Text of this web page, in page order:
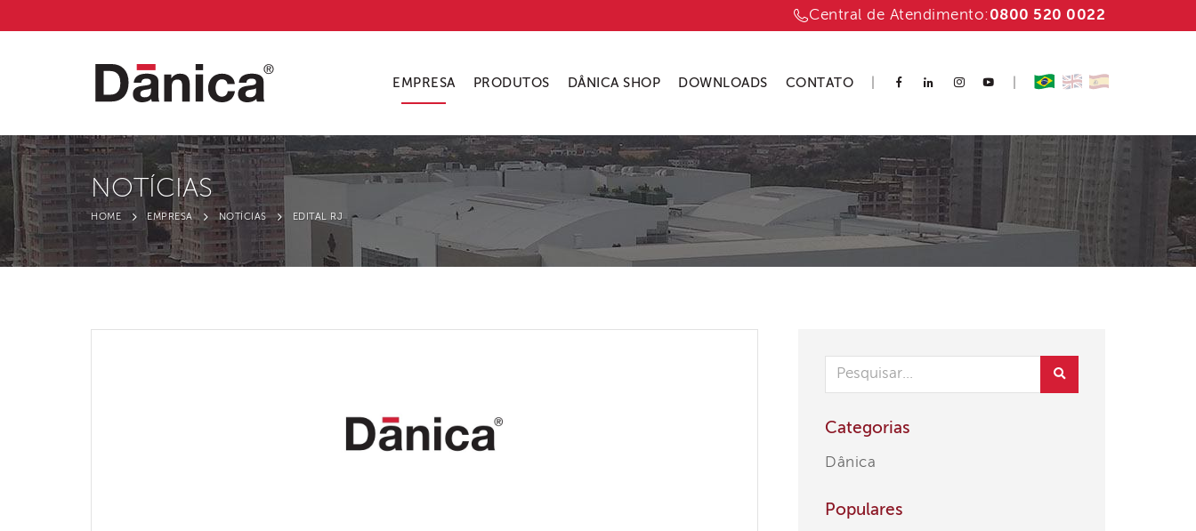
Central de Atendimento:0800 520 0022
EMPRESA PRODUTOS DÂNICA SHOP DOWNLOADS CONTATO
NOTÍCIAS
HOME EMPRESA NOTÍCIAS EDITAL RJ
Categorias
Dânica
Populares